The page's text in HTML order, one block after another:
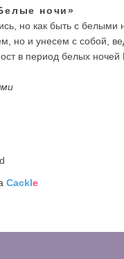
ночи»
но как быть с белыми
но и унесем с собой,
в период белых
Cackle